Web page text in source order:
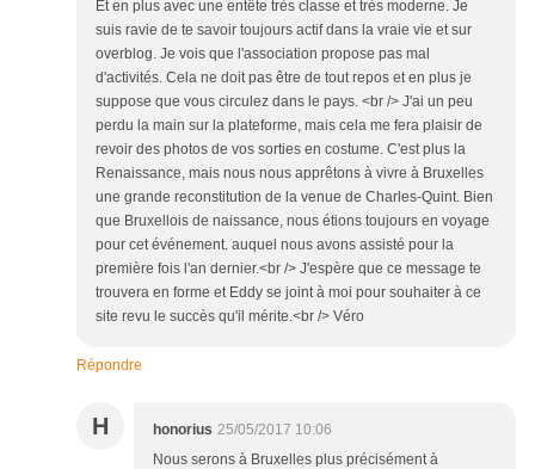
Et en plus avec une entête très classe et très moderne. Je
suis ravie de te savoir toujours actif dans la vraie vie et sur
overblog. Je vois que l'association propose pas mal
d'activités. Cela ne doit pas être de tout repos et en plus je
suppose que vous circulez dans le pays. <br /> J'ai un peu
perdu la main sur la plateforme, mais cela me fera plaisir de
revoir des photos de vos sorties en costume. C'est plus la
Renaissance, mais nous nous apprêtons à vivre à Bruxelles
une grande reconstitution de la venue de Charles-Quint. Bien
que Bruxellois de naissance, nous étions toujours en voyage
pour cet événement. auquel nous avons assisté pour la
première fois l'an dernier.<br /> J'espère que ce message te
trouvera en forme et Eddy se joint à moi pour souhaiter à ce
site revu le succès qu'il mérite.<br /> Véro
Répondre
H honorius 25/05/2017 10:06
Nous serons à Bruxelles plus précisément à